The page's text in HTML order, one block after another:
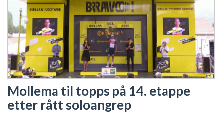
Mollema til topps på 14. etappe
etter rått soloangrep